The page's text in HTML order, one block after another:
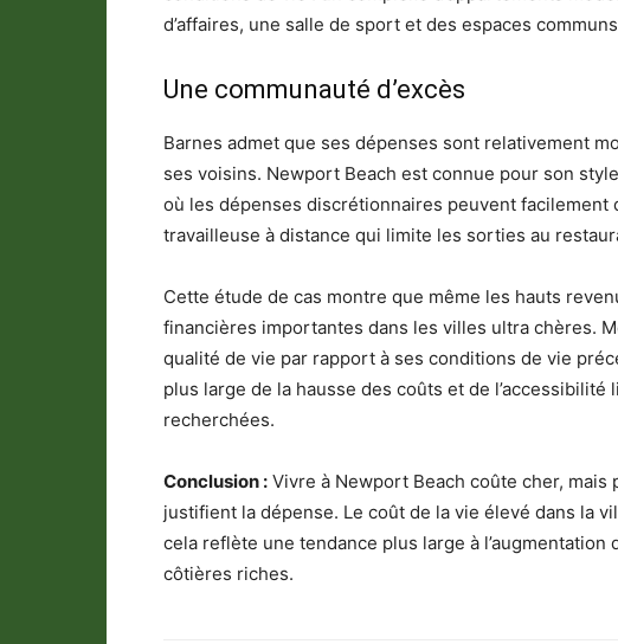
d’affaires, une salle de sport et des espaces
Une communauté d’excès
Barnes admet que ses dépenses sont relativement
ses voisins. Newport Beach est connue pour son
où les dépenses discrétionnaires peuvent facilement
travailleuse à distance qui limite les sorties au
Cette étude de cas montre que même les hauts
financières importantes dans les villes ultra chères.
qualité de vie par rapport à ses conditions de vie
plus large de la hausse des coûts et de
recherchées.
Conclusion : Vivre à Newport Beach coûte cher,
justifient la dépense. Le coût de la vie élevé dans la
cela reflète une tendance plus large à
côtières riches.